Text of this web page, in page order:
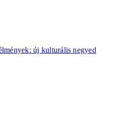
új kulturális negyed